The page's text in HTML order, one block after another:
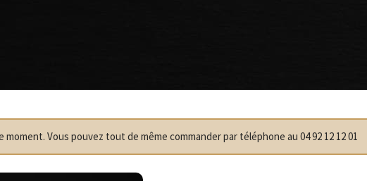
Vous pouvez tout de même commander par téléphone au 04 92 12 12 01